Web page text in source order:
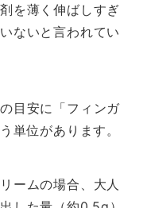
を薄く伸ばしすぎ
ないと言われてい
目安に「フィンガ
単位があります。
ームの場合、大人